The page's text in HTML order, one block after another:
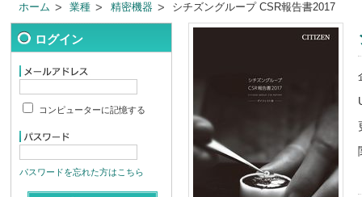
ホーム 業種 精密機器 シチズングループ CSR報告書2017
ログイン
コンピューターに記憶する
パスワードを忘れた方はこちら